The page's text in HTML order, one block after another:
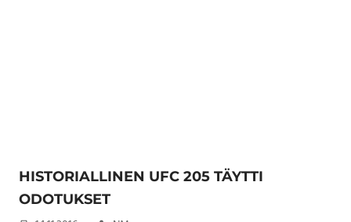
HISTORIALLINEN UFC 205 TÄYTTI
ODOTUKSET